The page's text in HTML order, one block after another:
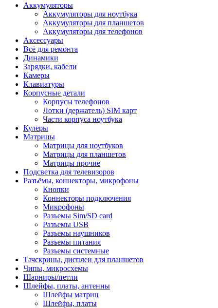
Аккумуляторы
Аккумуляторы для ноутбука
Аккумуляторы для планшетов
Аккумуляторы для телефонов
Аксессуары
Всё для ремонта
Динамики
Зарядки, кабели
Камеры
Клавиатуры
Корпусные детали
Корпусы телефонов
Лотки (держатель) SIM карт
Части корпуса ноутбука
Кулеры
Матрицы
Матрицы для ноутбуков
Матрицы для планшетов
Матрицы прочие
Подсветка для телевизоров
Разъёмы, коннекторы, микрофоны
Кнопки
Коннекторы подключения
Микрофоны
Разъемы Sim/SD card
Разъемы USB
Разъемы наушников
Разъемы питания
Разъемы системные
Тачскрины, дисплеи для планшетов
Чипы, микросхемы
Шарниры/петли
Шлейфы, платы, антенны
Шлейфы матриц
Шлейфы, платы